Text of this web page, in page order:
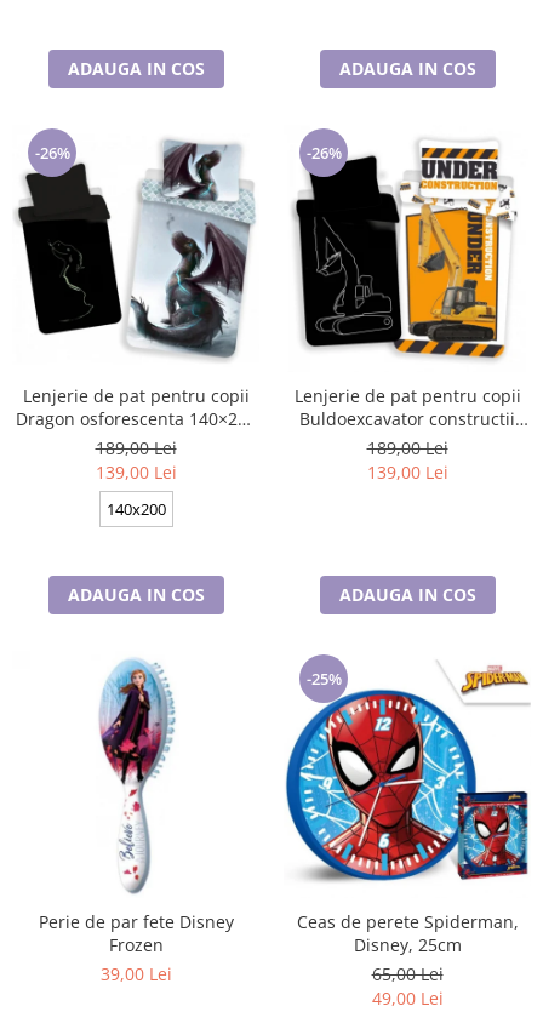
ADAUGA IN COS ADAUGA IN COS
-26%
Lenjerie de pat pentru copii
Dragon osforescenta 140×200
cm, 70×90 cm, Disney, 100%
bumbac
189,00 Lei
139,00 Lei
140x200
ADAUGA IN COS
-26%
Lenjerie de pat pentru copii
Buldoexcavator constructii
140×200 cm, 70×90 cm,
Disney, 100% bumbac
189,00 Lei
139,00 Lei
ADAUGA IN COS
Perie de par fete Disney
Frozen
39,00 Lei
-25%
Ceas de perete Spiderman,
Disney, 25cm
65,00 Lei
49,00 Lei